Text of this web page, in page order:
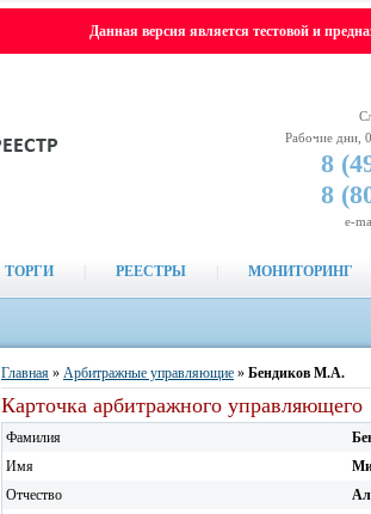
Данная версия является тестовой и
Рабочие дни,
8
8
e-
ТОРГИ РЕЕСТРЫ МОНИТОРИНГ
Главная » Арбитражные управляющие » Бендиков М.А.
Карточка арбитражного управляющего
Фамилия
Имя
Отчество